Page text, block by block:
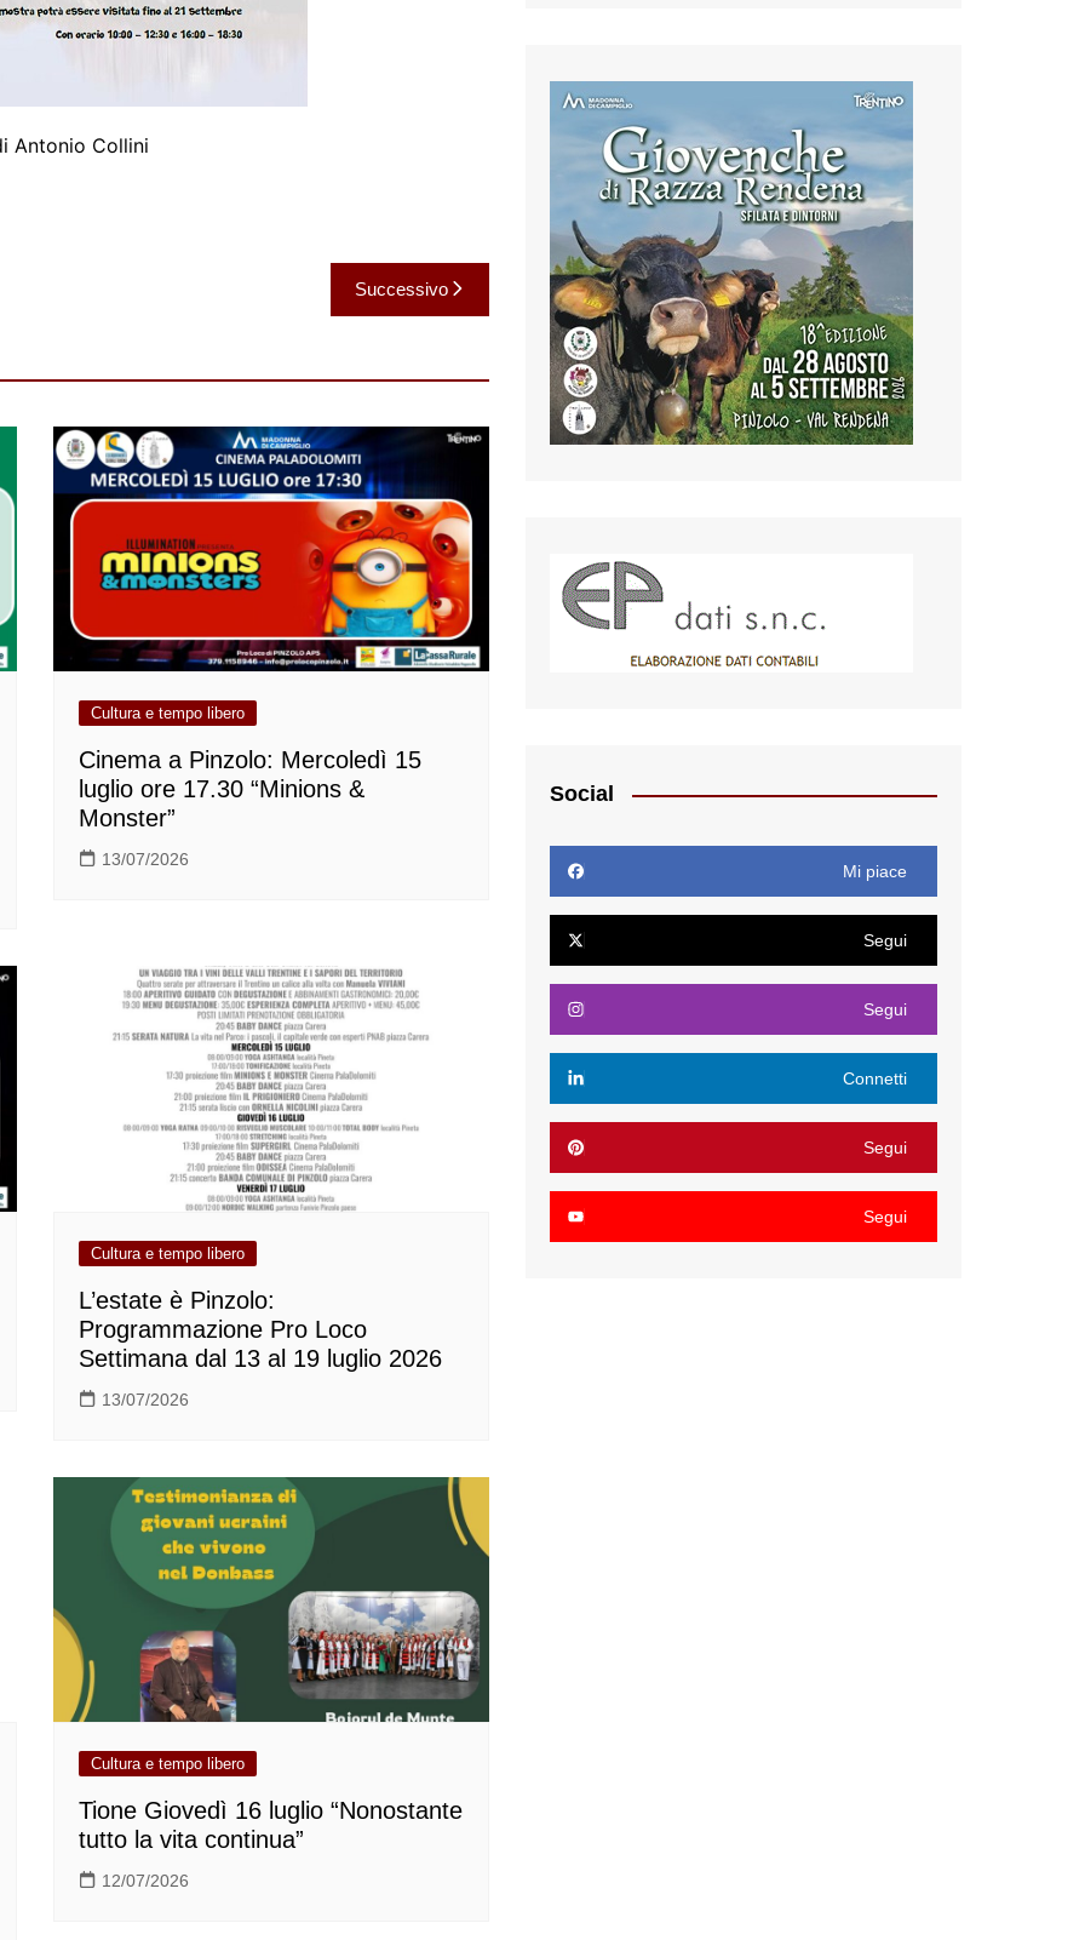
Antonio Collini
Successivo
Cultura e tempo libero
Cinema a Pinzolo: Mercoledì 15
luglio ore 17.30 “Minions &
Monster”
13/07/2026
Cultura e tempo libero
L’estate è Pinzolo:
Programmazione Pro Loco
Settimana dal 13 al 19 luglio 2026
13/07/2026
Cultura e tempo libero
Tione Giovedì 16 luglio “Nonostante
tutto la vita continua”
12/07/2026
Social
Mi piace
Segui
Segui
Connetti
Segui
Segui